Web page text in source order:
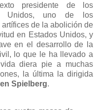
presidente de los
Unidos, uno de los
artífices de la abolición de
en Estados Unidos, y
en el desarrollo de la
lo que le ha llevado a
diera pie a muchas
la última la dirigida
Spielberg.